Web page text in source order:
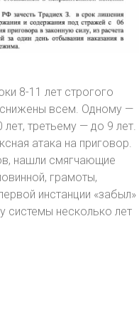
8-11 лет строгого
всем. Одному —
третьему — до 9 лет.
атака на приговор.
нашли смягчающие
грамоты,
инстанции «забыл»
системы несколько лет